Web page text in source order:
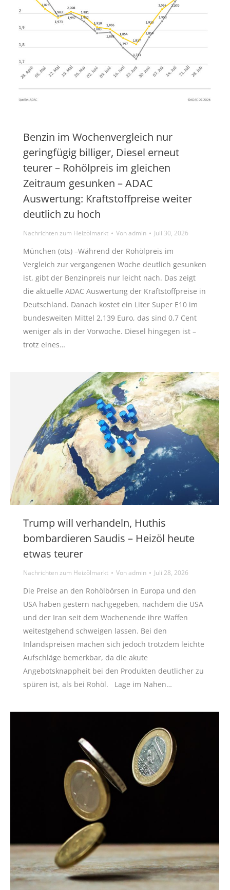
Benzin im Wochenvergleich nur
geringfügig billiger, Diesel erneut
teurer – Rohölpreis im gleichen
Zeitraum gesunken – ADAC
Auswertung: Kraftstoffpreise weiter
deutlich zu hoch
Nachrichten zum Heizölmarkt Vonadmin Juli 30, 2026
München (ots) –Während der Rohölpreis im
Vergleich zur vergangenen Woche deutlich gesunken
ist, gibt der Benzinpreis nur leicht nach. Das zeigt
die aktuelle ADAC Auswertung der Kraftstoffpreise in
Deutschland. Danach kostet ein Liter Super E10 im
bundesweiten Mittel 2,139 Euro, das sind 0,7 Cent
weniger als in der Vorwoche. Diesel hingegen ist –
trotz eines…
Trump will verhandeln, Huthis
bombardieren Saudis – Heizöl heute
etwas teurer
Nachrichten zum Heizölmarkt Vonadmin Juli 28, 2026
Die Preise an den Rohölbörsen in Europa und den
USA haben gestern nachgegeben, nachdem die USA
und der Iran seit dem Wochenende ihre Waffen
weitestgehend schweigen lassen. Bei den
Inlandspreisen machen sich jedoch trotzdem leichte
Aufschläge bemerkbar, da die akute
Angebotsknappheit bei den Produkten deutlicher zu
spüren ist, als bei Rohöl. Lage im Nahen…